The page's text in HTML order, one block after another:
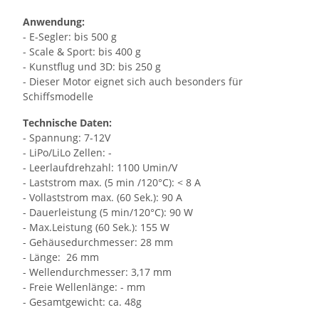
Anwendung:
- E-Segler: bis 500 g
- Scale & Sport: bis 400 g
- Kunstflug und 3D: bis 250 g
- Dieser Motor eignet sich auch besonders für
Schiffsmodelle
Technische Daten:
- Spannung: 7-12V
- LiPo/LiLo Zellen: -
- Leerlaufdrehzahl: 1100 Umin/V
- Laststrom max. (5 min /120°C): < 8 A
- Vollaststrom max. (60 Sek.): 90 A
- Dauerleistung (5 min/120°C): 90 W
- Max.Leistung (60 Sek.): 155 W
- Gehäusedurchmesser: 28 mm
- Länge: 26 mm
- Wellendurchmesser: 3,17 mm
- Freie Wellenlänge: - mm
- Gesamtgewicht: ca. 48g